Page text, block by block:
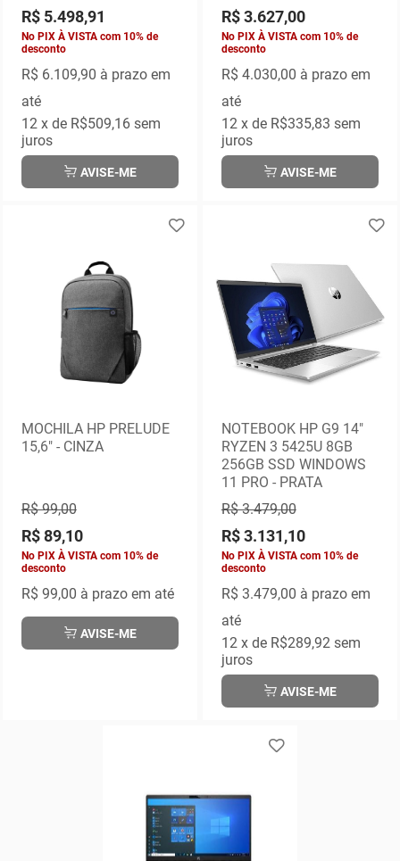
R$ 5.498,91
No PIX À VISTA com 10% de
desconto
R$ 6.109,90 à prazo em
até
12 x de R$509,16sem
juros
AVISE-ME
R$ 3.627,00
No PIX À VISTA com 10% de
desconto
R$ 4.030,00 à prazo em
até
12 x de R$335,83 sem
juros
AVISE-ME
MOCHILA HP PRELUDE
15,6" - CINZA
R$ 99,00
R$ 89,10
No PIX À VISTA com 10% de
desconto
R$ 99,00 à prazo em até
AVISE-ME
NOTEBOOK HP G9 14"
RYZEN 3 5425U 8GB
256GB SSD WINDOWS
11 PRO - PRATA
R$ 3.479,00
R$ 3.131,10
No PIX À VISTA com 10% de
desconto
R$ 3.479,00 à prazo em
até
12x de R$289,92sem
juros
AVISE-ME